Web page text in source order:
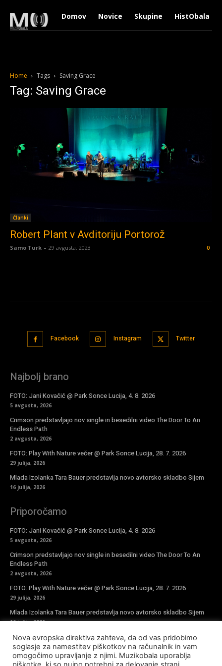
Domov Novice Skupine HistObala
Home Tags Saving Grace
Tag: Saving Grace
Članki
Robert Plant v Avditoriju Portorož
Samo Turk - 29 avgusta, 2023 0
Facebook Instagram Twitter
Najbolj brano
FOTO: Jani Kovačič @ Park Sonce Lucija, 4. 8. 2026
5 avgusta, 2026
Crimson predstavljajo nov single in besedilni video The Door To An
Endless Path
2 avgusta, 2026
FOTO: Play With Nature večer @ Park Sonce Lucija, 28. 7. 2026
29 julija, 2026
Mlada Izolanka Tara Bauer predstavlja novo avtorsko skladbo Sijem
16 julija, 2026
Priporočamo
FOTO: Jani Kovačič @ Park Sonce Lucija, 4. 8. 2026
5 avgusta, 2026
Crimson predstavljajo nov single in besedilni video The Door To An
Endless Path
2 avgusta, 2026
FOTO: Play With Nature večer @ Park Sonce Lucija, 28. 7. 2026
29 julija, 2026
Mlada Izolanka Tara Bauer predstavlja novo avtorsko skladbo Sijem
16 julija, 2026
Vpiši se v novičke
Nova evropska direktiva zahteva, da od vas pridobimo
soglasje za namestitev piškotkov na računalnik in vam
omogočimo upravljanje z njimi. Muzikobala uporablja